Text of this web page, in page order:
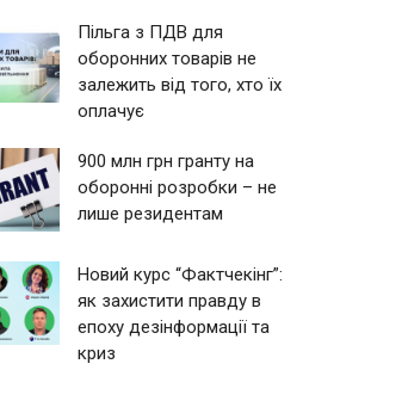
Пільга з ПДВ для
оборонних товарів не
залежить від того, хто їх
оплачує
900 млн грн гранту на
оборонні розробки – не
лише резидентам
Новий курс “Фактчекінг”:
як захистити правду в
епоху дезінформації та
криз